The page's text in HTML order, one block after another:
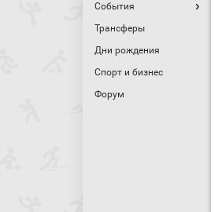
События
Трансферы
Дни рождения
Спорт и бизнес
Форум